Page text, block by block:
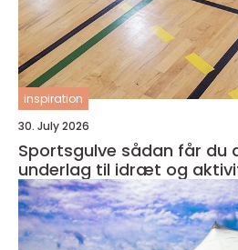
inspiration
30. July 2026
Sportsgulve sådan får du det bedste
underlag til idræt og